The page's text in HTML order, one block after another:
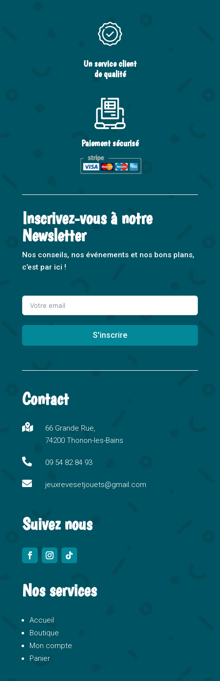
Un service client
de qualité
Paiement sécurisé
Inscrivez-vous à notre
Newsletter
Nos conseils, nos événements et nos bons plans,
c’est par ici !
S'inscrire
l
e
n
a
i
e
Contact

66 Grande Rue,
74200 Thonon-les-Bains
 09 54 82 84 93
 jeuxrevesetjouets@gmail.com
Suivez nous
Nos services
Accueil
Boutique
Mon compte
Panier